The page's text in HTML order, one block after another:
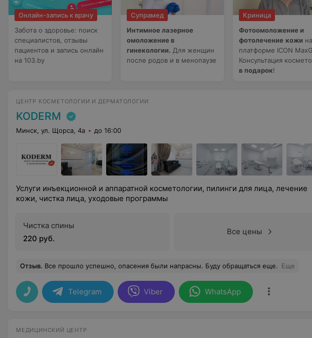
Онлайн-запись к врачу
Забота о здоровье: поиск
специалистов, отзывы
пациентов и запись онлайн
на 103.by
Супрамед
Интимное лазерное
омоложение в
гинекологии. Для женщин
после родов и в менопаузе
Криница
Фотоомоложение и
фотолечение кожи на
платформе ICON
Консультация
в подарок!
ЦЕНТР КОСМЕТОЛОГИИ И ДЕРМАТОЛОГИИ
KODERM
Минск, ул. Щорса, 4а до 16:00
Услуги инъекционной и аппаратной косметологии, пилинги для лица, лечение
кожи, чистка лица, уходовые программы
Чистка спины
220 руб.
Все цены
Отзыв. Все прошло успешно, опасения были напрасны. Буду обращаться еще. Еще
Telegram Viber WhatsApp
МЕДИЦИНСКИЙ ЦЕНТР